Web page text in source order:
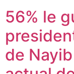
56% le
de